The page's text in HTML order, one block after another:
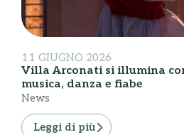
11 GIUGNO 2026
Villa Arconati si illumina
musica, danza e fiabe
News
Leggi di più